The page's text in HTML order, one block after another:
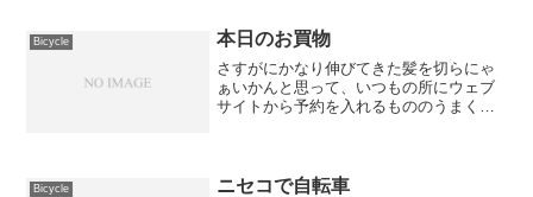
の寄り道をしながら帰っ...
Bicycle 本日のお買物
さすがにかなり伸びてきた髪を切らにゃ
ぁいかんと思って、いつもの所にウェブ
サイトから予約を入れるもののうまくい
一人でやっているので当日...
Bicycle ニセコで自転車